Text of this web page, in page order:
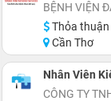
BỆNH VIỆN
Thỏa thuận
Cần Thơ
Nhân Viên
CÔNG TY